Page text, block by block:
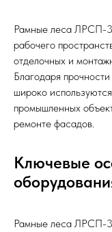
Рамные леса ЛРСП-
рабочего
отделочных и
Благодаря
широко
промышленных
ремонте фасадов.
Ключевые
Рамные леса ЛРСП-